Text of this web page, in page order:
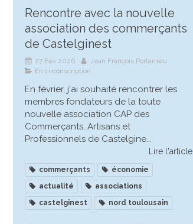
Rencontre avec la nouvelle
association des commerçants
de Castelginest
27 Fév 2026
Jean François Portarrieu
En circonscription
En février, j'ai souhaité rencontrer les
membres fondateurs de la toute
nouvelle association CAP des
Commerçants, Artisans et
Professionnels de Castelgine...
Lire l'article
commerçants
économie
actualité
associations
castelginest
nord toulousain